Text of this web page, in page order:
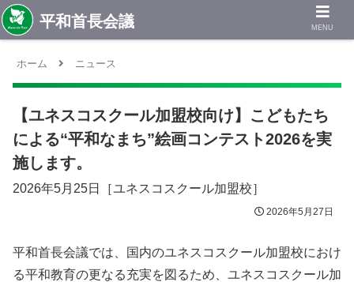
ホーム ニュース
【ユネスコスクール加盟校向け】こどもたち
による“平和なまち”絵画コンテスト2026を実
施します。
2026年5月25日［ユネスコスクール加盟校］
2026年5月27日
平和首長会議では、国内のユネスコスクール加盟校におけ
る平和教育の更なる充実を図るため、ユネスコスクール加
MENU